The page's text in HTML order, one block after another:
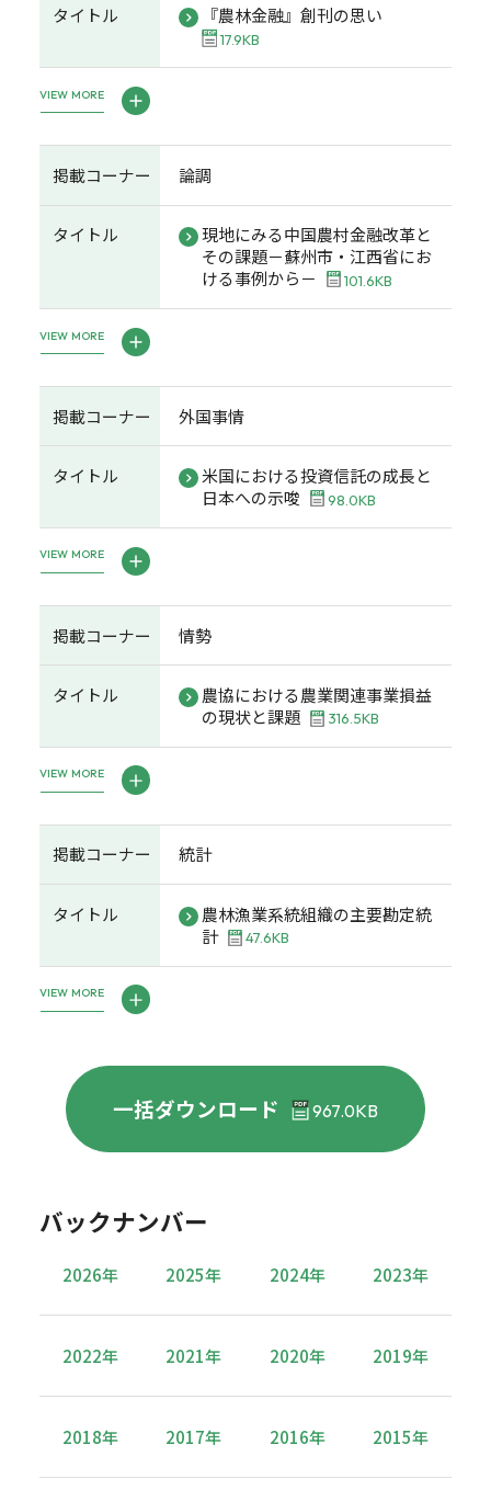
タイトル 『農林金融』創刊の思い
17.9KB
VIEW MORE
掲載コーナー 論調
タイトル
現地にみる中国農村金融改革と
その課題－蘇州市・江西省にお
ける事例から－
101.6KB
VIEW MORE
掲載コーナー 外国事情
タイトル
米国における投資信託の成長と
日本への示唆
98.0KB
VIEW MORE
掲載コーナー 情勢
タイトル
農協における農業関連事業損益
の現状と課題
316.5KB
VIEW MORE
掲載コーナー 統計
タイトル
農林漁業系統組織の主要勘定統
計
47.6KB
VIEW MORE
一括ダウンロード 967.0KB
バックナンバー
2026年 2025年 2024年 2023年
2022年 2021年 2020年 2019年
2018年 2017年 2016年 2015年